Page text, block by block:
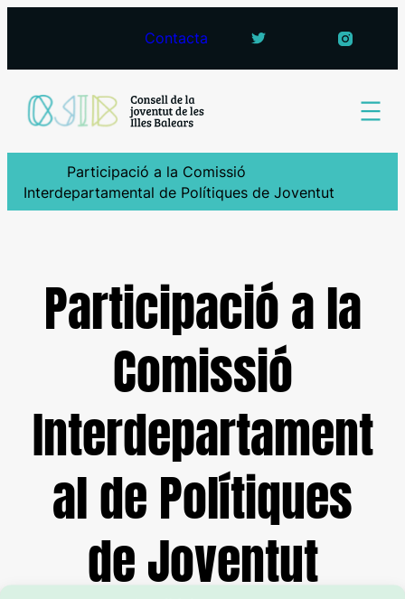
contingut
Contacta
Participació a la Comissió
Interdepartamental de Polítiques de Joventut
Participació a la
Comissió
Interdepartament
al de Polítiques
de Joventut